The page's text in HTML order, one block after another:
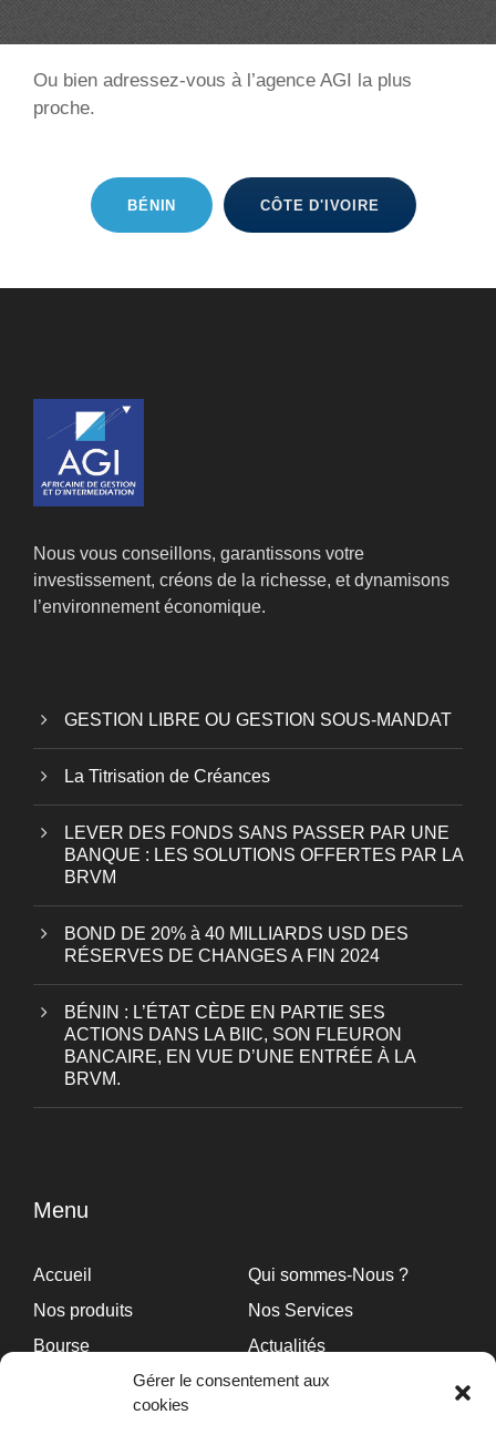
Gérer le consentement aux
cookies
Ou bien adressez-vous à l’agence AGI la plus
proche.
BÉNIN CÔTE D'IVOIRE
Nous vous conseillons, garantissons votre
investissement, créons de la richesse, et dynamisons
l’environnement économique.
GESTION LIBRE OU GESTION SOUS-MANDAT
La Titrisation de Créances
LEVER DES FONDS SANS PASSER PAR UNE
BANQUE : LES SOLUTIONS OFFERTES PAR LA
BRVM
BOND DE 20% à 40 MILLIARDS USD DES
RÉSERVES DE CHANGES A FIN 2024
BÉNIN : L’ÉTAT CÈDE EN PARTIE SES
ACTIONS DANS LA BIIC, SON FLEURON
BANCAIRE, EN VUE D’UNE ENTRÉE À LA
BRVM.
Menu
Accueil
Qui sommes-Nous ?
Nos produits
Nos Services
Bourse
Actualités
Carrières